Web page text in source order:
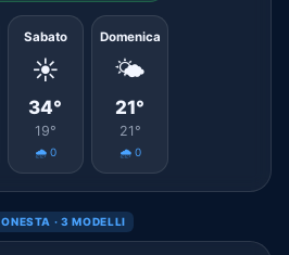
Sabato
☀️
34°
19°
🌧️ 0
Domenica
🌤️
21°
21°
🌧️ 0
ONESTA · 3 MODELLI